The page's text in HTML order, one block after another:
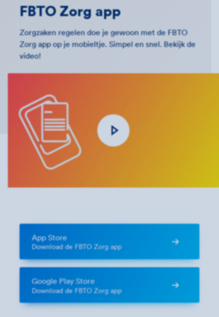
FBTO Zorg app
Zorgzaken regelen doe je gewoon met de FBTO
Zorg app op je mobieltje. Simpel en snel. Bekijk de
video!
App Store
Download de FBTO Zorg app
Google Play Store
Download de FBTO Zorg app